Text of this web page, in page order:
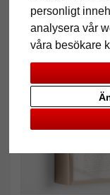
personligt
analysera vår
våra besökare
Aluminiumramar